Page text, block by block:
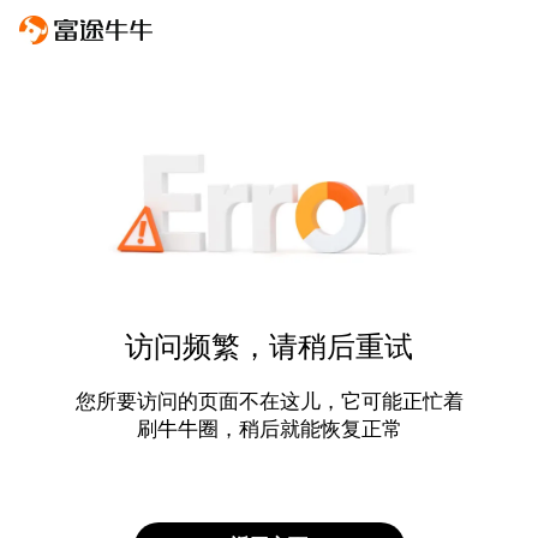
访问频繁，请稍后重试
您所要访问的页面不在这儿，它可能正忙着
刷牛牛圈，稍后就能恢复正常